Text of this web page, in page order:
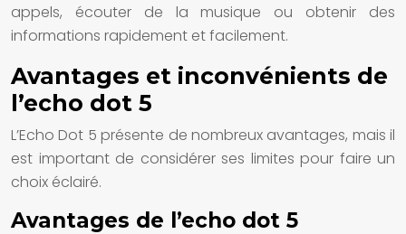
appels, écouter de la musique ou obtenir des
informations rapidement et facilement.
Avantages et inconvénients de
l’echo dot 5
L’Echo Dot 5 présente de nombreux avantages, mais il
est important de considérer ses limites pour faire un
choix éclairé.
Avantages de l’echo dot 5